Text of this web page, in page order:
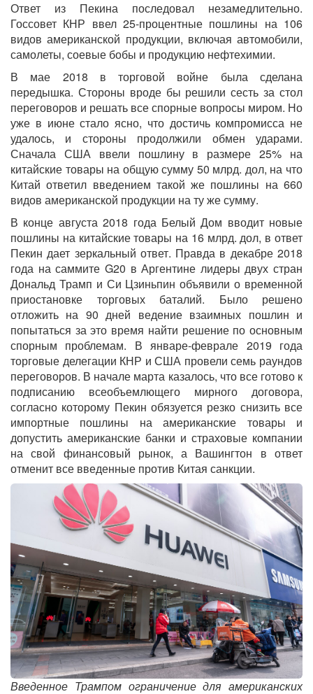
Ответ из Пекина последовал незамедлительно.
Госсовет КНР ввел 25-процентные пошлины на 106
видов американской продукции, включая автомобили,
самолеты, соевые бобы и продукцию нефтехимии.
В мае 2018 в торговой войне была сделана
передышка. Стороны вроде бы решили сесть за стол
переговоров и решать все спорные вопросы миром. Но
уже в июне стало ясно, что достичь компромисса не
удалось, и стороны продолжили обмен ударами.
Сначала США ввели пошлину в размере 25% на
китайские товары на общую сумму 50 млрд. дол, на что
Китай ответил введением такой же пошлины на 660
видов американской продукции на ту же сумму.
В конце августа 2018 года Белый Дом вводит новые
пошлины на китайские товары на 16 млрд. дол, в ответ
Пекин дает зеркальный ответ. Правда в декабре 2018
года на саммите G20 в Аргентине лидеры двух стран
Дональд Трамп и Си Цзиньпин объявили о временной
приостановке торговых баталий. Было решено
отложить на 90 дней ведение взаимных пошлин и
попытаться за это время найти решение по основным
спорным проблемам. В январе-феврале 2019 года
торговые делегации КНР и США провели семь раундов
переговоров. В начале марта казалось, что все готово к
подписанию всеобъемлющего мирного договора,
согласно которому Пекин обязуется резко снизить все
импортные пошлины на американские товары и
допустить американские банки и страховые компании
на свой финансовый рынок, а Вашингтон в ответ
отменит все введенные против Китая санкции.
Введенное Трампом ограничение для американских